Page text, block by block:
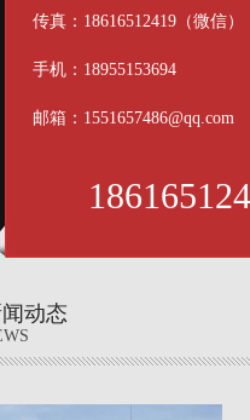
传真：18616512419（微信）
手机：18955153694
邮箱：1551657486@qq.com
动态